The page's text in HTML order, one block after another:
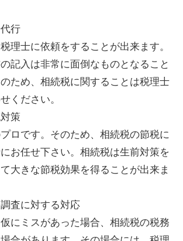
行
理士に依頼をすることが出来ます。
記入は非常に面倒なものとなること
ため、相続税に関することは税理士
ください。
策
ロです。そのため、相続税の節税に
お任せ下さい。相続税は生前対策を
大きな節税効果を得ることが出来ま
査に対する対応
にミスがあった場合、相続税の税務